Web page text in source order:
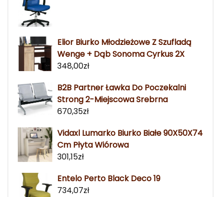
Elior Biurko Młodzieżowe Z Szufladą
Wenge + Dąb Sonoma Cyrkus 2X
348,00zł
B2B Partner Ławka Do Poczekalni
Strong 2-Miejscowa Srebrna
670,35zł
Vidaxl Lumarko Biurko Białe 90X50X74
Cm Płyta Wiórowa
301,15zł
Entelo Perto Black Deco 19
734,07zł